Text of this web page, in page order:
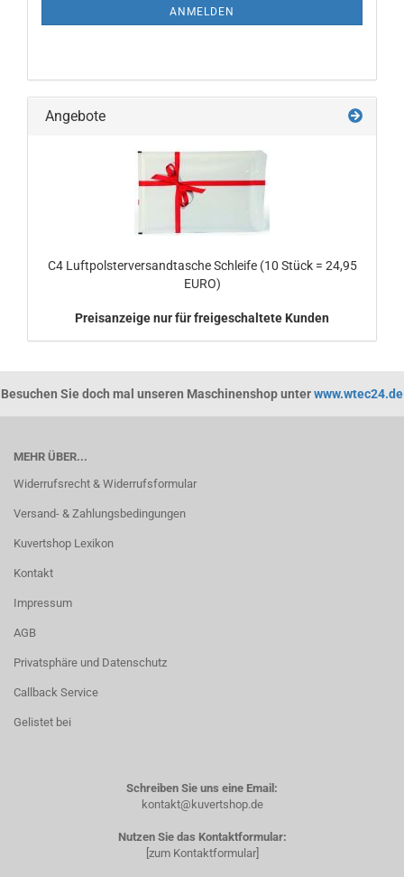
ANMELDEN
Angebote
C4 Luftpolsterversandtasche Schleife (10 Stück = 24,95
EURO)
Preisanzeige nur für freigeschaltete Kunden
Besuchen Sie doch mal unseren Maschinenshop unterwww.wtec24.de
MEHR ÜBER...
Widerrufsrecht & Widerrufsformular
Versand- & Zahlungsbedingungen
Kuvertshop Lexikon
Kontakt
Impressum
AGB
Privatsphäre und Datenschutz
Callback Service
Gelistet bei
Schreiben Sie uns eine Email:
kontakt@kuvertshop.de
Nutzen Sie das Kontaktformular:
[zum Kontaktformular]